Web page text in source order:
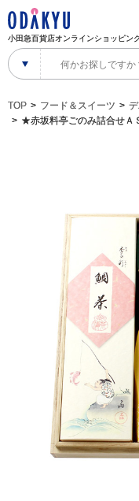
小田急百貨店オンラインショッピン
TOP フード＆スイーツ
★赤坂料亭ごのみ詰合せＡ